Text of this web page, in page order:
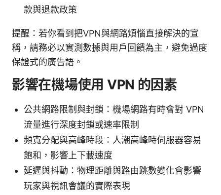
款與退款政策
提醒：若你看到把VPN與網路煩惱直接解決的宣
稱，請務必以實測數據與用戶回饋為主，避免過度
保證式的廣告語。
影響在機場使用 VPN 的因素
公共網路限制與封鎖：機場網路有時會對 VPN
流量進行深度封鎖或速率限制
頻寬分配與高峰時段：人潮高峰時伺服器容易
飽和，影響上下載速度
延遲與抖動：物理距離與路由跳數變化會影響
玩家與視訊會議的實際表現